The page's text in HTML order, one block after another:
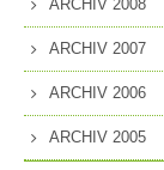
ARCHIV 2008
ARCHIV 2007
ARCHIV 2006
ARCHIV 2005